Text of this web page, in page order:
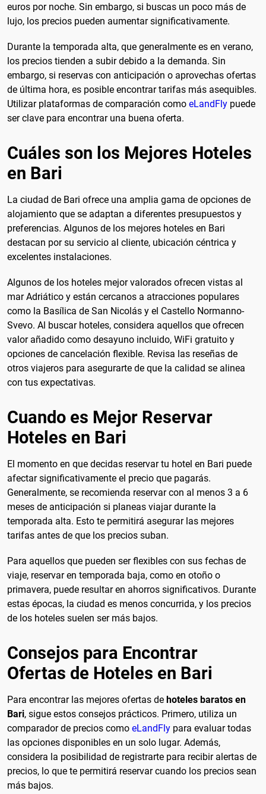
euros por noche. Sin embargo, si buscas un poco más de
lujo, los precios pueden aumentar significativamente.
Durante la temporada alta, que generalmente es en verano,
los precios tienden a subir debido a la demanda. Sin
embargo, si reservas con anticipación o aprovechas ofertas
de última hora, es posible encontrar tarifas más asequibles.
Utilizar plataformas de comparación como eLandFly puede
ser clave para encontrar una buena oferta.
Cuáles son los Mejores Hoteles
en Bari
La ciudad de Bari ofrece una amplia gama de opciones de
alojamiento que se adaptan a diferentes presupuestos y
preferencias. Algunos de los mejores hoteles en Bari
destacan por su servicio al cliente, ubicación céntrica y
excelentes instalaciones.
Algunos de los hoteles mejor valorados ofrecen vistas al
mar Adriático y están cercanos a atracciones populares
como la Basílica de San Nicolás y el Castello Normanno-
Svevo. Al buscar hoteles, considera aquellos que ofrecen
valor añadido como desayuno incluido, WiFi gratuito y
opciones de cancelación flexible. Revisa las reseñas de
otros viajeros para asegurarte de que la calidad se alinea
con tus expectativas.
Cuando es Mejor Reservar
Hoteles en Bari
El momento en que decidas reservar tu hotel en Bari puede
afectar significativamente el precio que pagarás.
Generalmente, se recomienda reservar con al menos 3 a 6
meses de anticipación si planeas viajar durante la
temporada alta. Esto te permitirá asegurar las mejores
tarifas antes de que los precios suban.
Para aquellos que pueden ser flexibles con sus fechas de
viaje, reservar en temporada baja, como en otoño o
primavera, puede resultar en ahorros significativos. Durante
estas épocas, la ciudad es menos concurrida, y los precios
de los hoteles suelen ser más bajos.
Consejos para Encontrar
Ofertas de Hoteles en Bari
Para encontrar las mejores ofertas de hoteles baratos en
Bari, sigue estos consejos prácticos. Primero, utiliza un
comparador de precios como eLandFly para evaluar todas
las opciones disponibles en un solo lugar. Además,
considera la posibilidad de registrarte para recibir alertas de
precios, lo que te permitirá reservar cuando los precios sean
más bajos.